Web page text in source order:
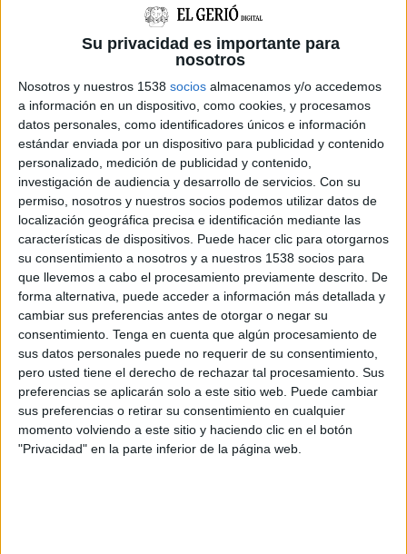
Su privacidad es importante para
nosotros
Nosotros y nuestros 1538 socios almacenamos y/o accedemos
a información en un dispositivo, como cookies, y procesamos
datos personales, como identificadores únicos e información
estándar enviada por un dispositivo para publicidad y contenido
personalizado, medición de publicidad y contenido,
investigación de audiencia y desarrollo de servicios. Con su
permiso, nosotros y nuestros socios podemos utilizar datos de
localización geográfica precisa e identificación mediante las
características de dispositivos. Puede hacer clic para otorgarnos
su consentimiento a nosotros y a nuestros 1538 socios para
que llevemos a cabo el procesamiento previamente descrito. De
forma alternativa, puede acceder a información más detallada y
cambiar sus preferencias antes de otorgar o negar su
consentimiento. Tenga en cuenta que algún procesamiento de
sus datos personales puede no requerir de su consentimiento,
pero usted tiene el derecho de rechazar tal procesamiento. Sus
preferencias se aplicarán solo a este sitio web. Puede cambiar
sus preferencias o retirar su consentimiento en cualquier
momento volviendo a este sitio y haciendo clic en el botón
"Privacidad" en la parte inferior de la página web.
Tres detinguts a la Jonquera amb més
de 73 quilos de marihuana amagats en
una furgoneta
La Policia Nacional ha detingut a la Jonquera tres persones
acusades d’un presumpte delicte de tràfic de drogues
després de localitzar més de 73 quilos de marihuana amagats
a ...
Notícia
Els Mossos reforçaran la pressió